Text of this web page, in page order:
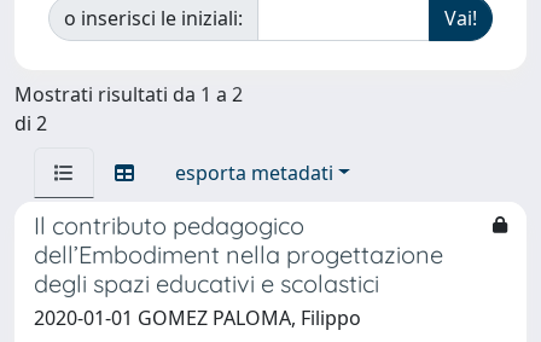
o inserisci le iniziali:
Mostrati risultati da 1 a 2
di 2
esporta metadati
Il contributo pedagogico
dell’Embodiment nella progettazione
degli spazi educativi e scolastici
2020-01-01 GOMEZ PALOMA, Filippo